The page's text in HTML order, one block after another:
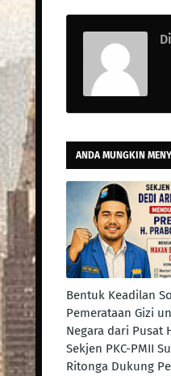
ANDA MUNGKIN
Bentuk Keadilan
Pemerataan Gizi
Negara dari Pusat
Sekjen PKC-PMII
Ritonga Dukung